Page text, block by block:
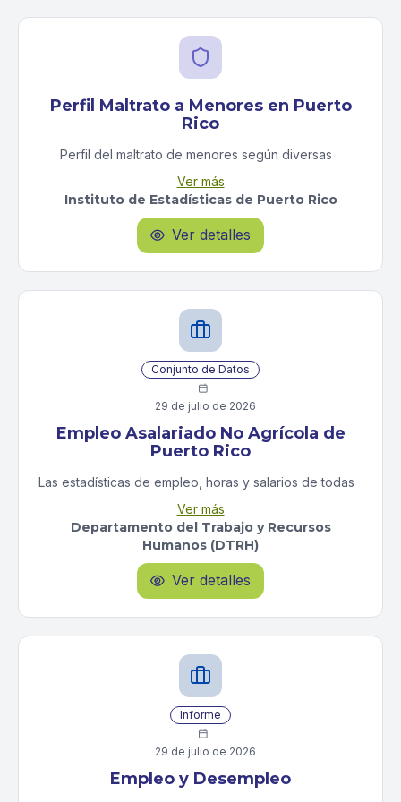
Perfil Maltrato a Menores en Puerto
Rico
Perfil del maltrato de menores según diversas
Ver más
Instituto de Estadísticas de Puerto Rico
 Ver detalles
Conjunto de Datos

29 de julio de 2026
Empleo Asalariado No Agrícola de
Puerto Rico
Las estadísticas de empleo, horas y salarios de todas
de texto, tablas y gráficas, comparando el mes
presente con el anterior y con el mismo mes del año
anterior. Se ofrecen los datos a nivel Isla y las ocho
áreas metropolitanas.
Ver más
Departamento del Trabajo y Recursos
Humanos (DTRH)
 Ver detalles
Informe

29 de julio de 2026
Empleo y Desempleo